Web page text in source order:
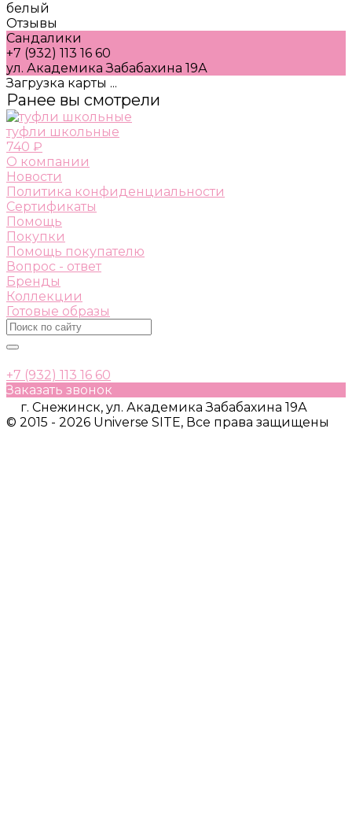
белый
Отзывы
Сандалики
+7 (932) 113 16 60
ул. Академика Забабахина 19А
Загрузка карты ...
Ранее вы смотрели
туфли школьные
740 ₽
О компании
Новости
Политика конфиденциальности
Сертификаты
Помощь
Покупки
Помощь покупателю
Вопрос - ответ
Бренды
Коллекции
Готовые образы
+7 (932) 113 16 60
Заказать звонок
г. Снежинск, ул. Академика Забабахина 19А
© 2015 - 2026 Universe SITE, Все права защищены